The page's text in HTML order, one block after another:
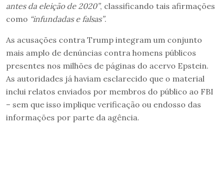
antes da eleição de 2020”, classificando tais afirmações
como “infundadas e falsas”.
As acusações contra Trump integram um conjunto
mais amplo de denúncias contra homens públicos
presentes nos milhões de páginas do acervo Epstein.
As autoridades já haviam esclarecido que o material
inclui relatos enviados por membros do público ao FBI
– sem que isso implique verificação ou endosso das
informações por parte da agência.